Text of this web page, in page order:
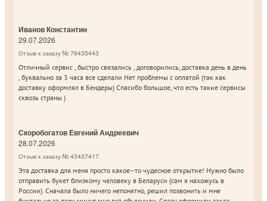
Иванов Константин
29.07.2026
Отзыв к заказу № 76435443
Отличный сервис , быстро связались , договорились, доставка день в день
, буквально за 3 часа все сделали Нет проблемы с оплатой (так как
доставку оформлял в Бендеры) Спасибо большое, что есть такие сервисы
сквозь страны )
Скоробогатов Евгений Андреевич
28.07.2026
Отзыв к заказу № 43437417
Эта доставка для меня просто какое–то чудесное открытие! Нужно было
отправить букет близкому человеку в Беларуси (сам я нахожусь в
России). Сначала было ничего непонятно, решил позвонить и мне